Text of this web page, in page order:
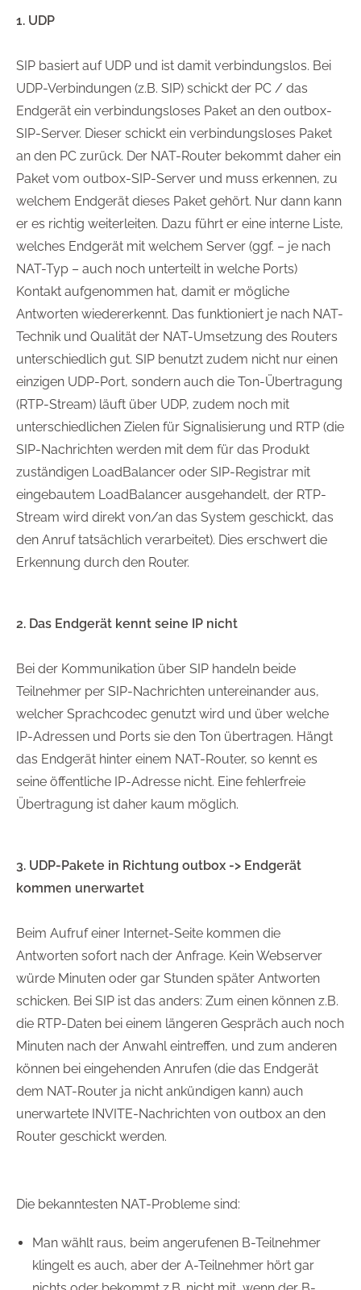
1. UDP
SIP basiert auf UDP und ist damit verbindungslos. Bei
UDP-Verbindungen (z.B. SIP) schickt der PC / das
Endgerät ein verbindungsloses Paket an den outbox-
SIP-Server. Dieser schickt ein verbindungsloses Paket
an den PC zurück. Der NAT-Router bekommt daher ein
Paket vom outbox-SIP-Server und muss erkennen, zu
welchem Endgerät dieses Paket gehört. Nur dann kann
er es richtig weiterleiten. Dazu führt er eine interne Liste,
welches Endgerät mit welchem Server (ggf. – je nach
NAT-Typ – auch noch unterteilt in welche Ports)
Kontakt aufgenommen hat, damit er mögliche
Antworten wiedererkennt. Das funktioniert je nach NAT-
Technik und Qualität der NAT-Umsetzung des Routers
unterschiedlich gut. SIP benutzt zudem nicht nur einen
einzigen UDP-Port, sondern auch die Ton-Übertragung
(RTP-Stream) läuft über UDP, zudem noch mit
unterschiedlichen Zielen für Signalisierung und RTP (die
SIP-Nachrichten werden mit dem für das Produkt
zuständigen LoadBalancer oder SIP-Registrar mit
eingebautem LoadBalancer ausgehandelt, der RTP-
Stream wird direkt von/an das System geschickt, das
den Anruf tatsächlich verarbeitet). Dies erschwert die
Erkennung durch den Router.
2. Das Endgerät kennt seine IP nicht
Bei der Kommunikation über SIP handeln beide
Teilnehmer per SIP-Nachrichten untereinander aus,
welcher Sprachcodec genutzt wird und über welche
IP-Adressen und Ports sie den Ton übertragen. Hängt
das Endgerät hinter einem NAT-Router, so kennt es
seine öffentliche IP-Adresse nicht. Eine fehlerfreie
Übertragung ist daher kaum möglich.
3. UDP-Pakete in Richtung outbox -> Endgerät
kommen unerwartet
Beim Aufruf einer Internet-Seite kommen die
Antworten sofort nach der Anfrage. Kein Webserver
würde Minuten oder gar Stunden später Antworten
schicken. Bei SIP ist das anders: Zum einen können z.B.
die RTP-Daten bei einem längeren Gespräch auch noch
Minuten nach der Anwahl eintreffen, und zum anderen
können bei eingehenden Anrufen (die das Endgerät
dem NAT-Router ja nicht ankündigen kann) auch
unerwartete INVITE-Nachrichten von outbox an den
Router geschickt werden.
Die bekanntesten NAT-Probleme sind:
Man wählt raus, beim angerufenen B-Teilnehmer
klingelt es auch, aber der A-Teilnehmer hört gar